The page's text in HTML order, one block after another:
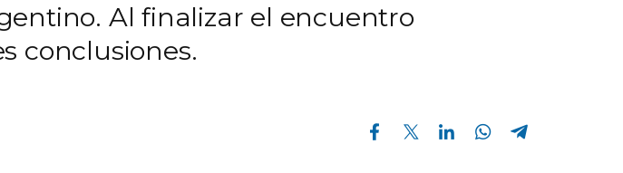
Al finalizar el encuentro
conclusiones.
Compartir en Facebook Compartir en Twitter Compartir en Linkedin Compartir en Whatsapp